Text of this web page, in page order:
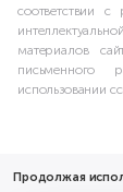
соответствии
материалов
письменного
использовании
Продолжая